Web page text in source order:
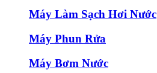
Máy Làm Sạch Hơi Nước
Máy Phun Rửa
Máy Bơm Nước